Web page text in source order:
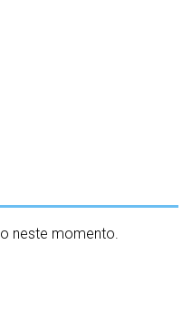
neste momento.